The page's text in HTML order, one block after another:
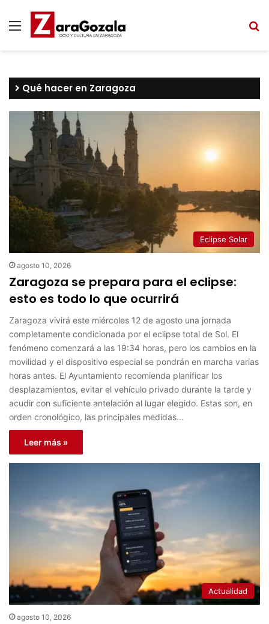
Menú
Qué hacer en Zaragoza
Eclipse Solar
agosto 10, 2026
Zaragoza se prepara para el eclipse:
esto es todo lo que ocurrirá
Zaragoza vivirá este miércoles 12 de agosto una jornada
completamente condicionada por el eclipse total de Sol. El
fenómeno comenzará a las 19:34 horas, pero los cambios en la
movilidad y el dispositivo especial se pondrán en marcha varias
horas antes. El Ayuntamiento recomienda planificar los
desplazamientos, evitar el vehículo privado durante la tarde y
acudir con suficiente antelación al lugar elegido. Estas son, en
orden cronológico, las principales medidas…
Leer más »
Actualidad
agosto 10, 2026